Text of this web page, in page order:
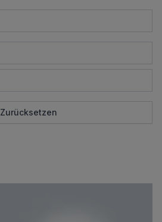
Zurücksetzen